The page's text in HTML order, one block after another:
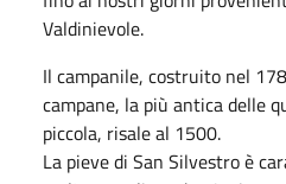
Valdinievole.
Il campanile, costruito nel
campane, la più antica delle
piccola, risale al 1500.
La pieve di San Silvestro è